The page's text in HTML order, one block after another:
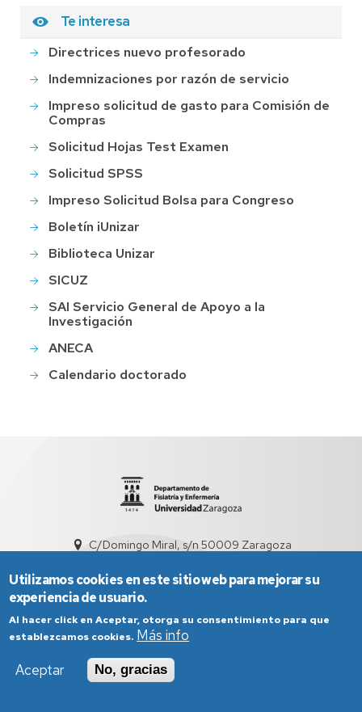
Te interesa
Directrices nuevo profesorado
Indemnizaciones por razón de servicio
Impreso solicitud de gasto para Comisión de
Compras
Solicitud Hojas Test Examen
Solicitud SPSS
Impreso Solicitud Bolsa para Congreso
Boletín iUnizar
Biblioteca Unizar
SICUZ
SAI Servicio General de Apoyo a la
Investigación
ANECA
Calendario doctorado
C/Domingo Miral, s/n 50009 Zaragoza
Aviso Legal
Condiciones generales de uso
Política de Privacidad
Utilizamos cookies en este sitio web para mejorar su
experiencia de usuario.
Al hacer click en Aceptar, otorga su consentimiento para que
establezcamos cookies. Más info
Aceptar
No, gracias